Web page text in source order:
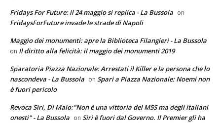
Fridays For Future: il 24 maggio si replica - La Bussola on
FridaysForFuture invade le strade di Napoli
Maggio dei monumenti: apre la Biblioteca Filangieri - La Bussola
on Il diritto alla felicità: il maggio dei monumenti 2019
Sparatoria Piazza Nazionale: Arrestati il Killer e la persona che lo
nascondeva - La Bussola on Spari a Piazza Nazionale: Noemi non
è fuori pericolo
Revoca Siri, Di Maio:"Non è una vittoria del M5S ma degli italiani
onesti" - La Bussola on Siri è fuori dal Governo. Il Premier gli ha